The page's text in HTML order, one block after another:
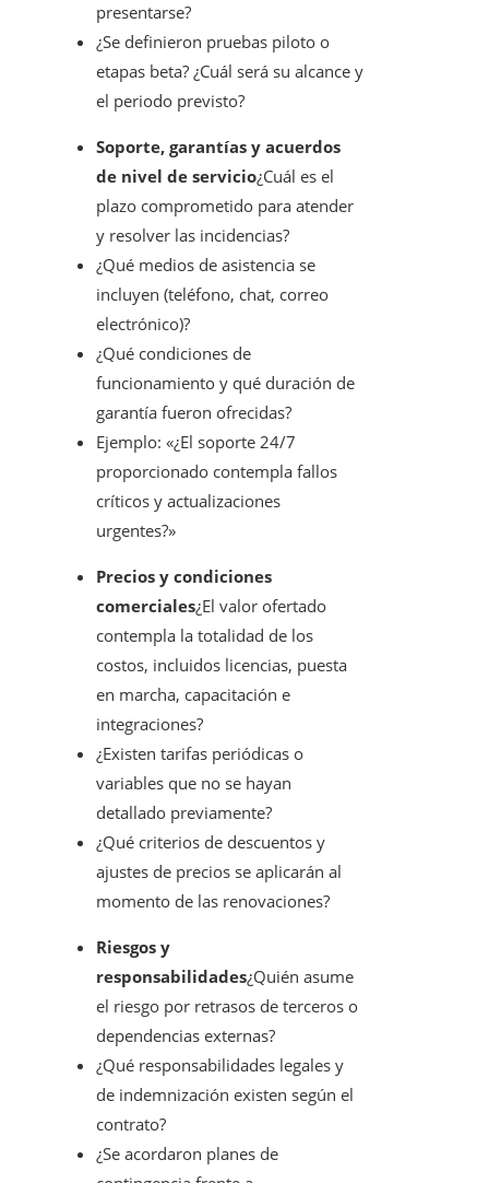
presentarse?
¿Se definieron pruebas piloto o
etapas beta? ¿Cuál será su alcance y
el periodo previsto?
Soporte, garantías y acuerdos
de nivel de servicio¿Cuál es el
plazo comprometido para atender
y resolver las incidencias?
¿Qué medios de asistencia se
incluyen (teléfono, chat, correo
electrónico)?
¿Qué condiciones de
funcionamiento y qué duración de
garantía fueron ofrecidas?
Ejemplo: «¿El soporte 24/7
proporcionado contempla fallos
críticos y actualizaciones
urgentes?»
Precios y condiciones
comerciales¿El valor ofertado
contempla la totalidad de los
costos, incluidos licencias, puesta
en marcha, capacitación e
integraciones?
¿Existen tarifas periódicas o
variables que no se hayan
detallado previamente?
¿Qué criterios de descuentos y
ajustes de precios se aplicarán al
momento de las renovaciones?
Riesgos y
responsabilidades¿Quién asume
el riesgo por retrasos de terceros o
dependencias externas?
¿Qué responsabilidades legales y
de indemnización existen según el
contrato?
¿Se acordaron planes de